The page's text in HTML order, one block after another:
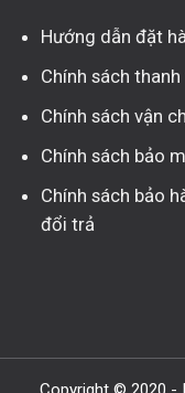
Hướng dẫn đặt
Chính sách
Chính sách vận
Chính sách bảo
Chính sách bảo
đổi trả